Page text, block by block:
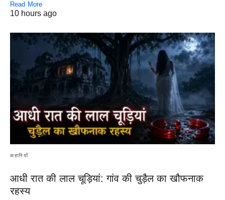
Read More
10 hours ago
कहानियाँ
आधी रात की लाल चूड़ियां: गांव की चुड़ैल का खौफनाक
रहस्य